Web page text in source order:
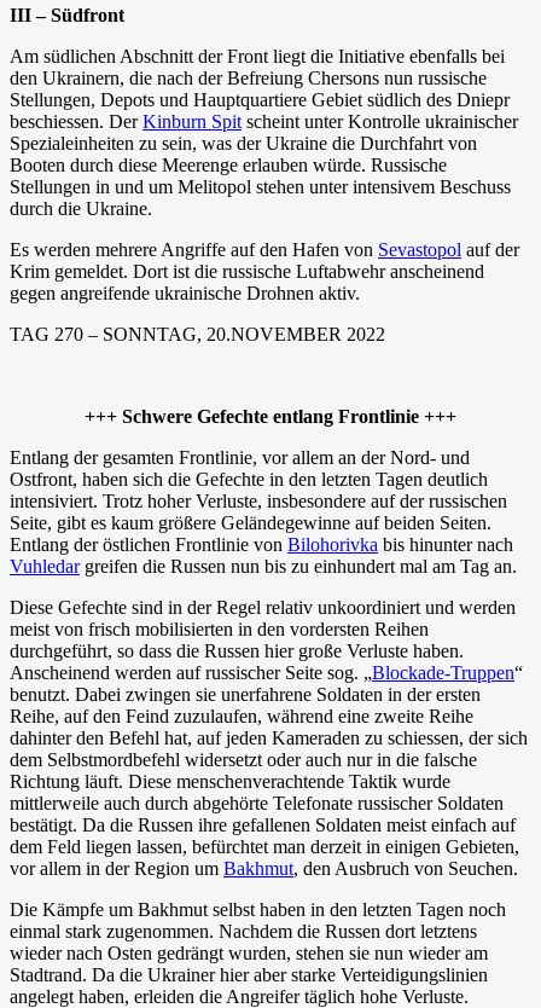
III – Südfront
Am südlichen Abschnitt der Front liegt die Initiative ebenfalls bei
den Ukrainern, die nach der Befreiung Chersons nun russische
Stellungen, Depots und Hauptquartiere Gebiet südlich des Dniepr
beschiessen. DerKinburn Spit scheint unter Kontrolle ukrainischer
Spezialeinheiten zu sein, was der Ukraine die Durchfahrt von
Booten durch diese Meerenge erlauben würde. Russische
Stellungen in und um Melitopol stehen unter intensivem Beschuss
durch die Ukraine.
Es werden mehrere Angriffe auf den Hafen von Sevastopol auf der
Krim gemeldet. Dort ist die russische Luftabwehr anscheinend
gegen angreifende ukrainische Drohnen aktiv.
TAG 270 – SONNTAG, 20.NOVEMBER 2022
+++ Schwere Gefechte entlang Frontlinie +++
Entlang der gesamten Frontlinie, vor allem an der Nord- und
Ostfront, haben sich die Gefechte in den letzten Tagen deutlich
intensiviert. Trotz hoher Verluste, insbesondere auf der russischen
Seite, gibt es kaum größere Geländegewinne auf beiden Seiten.
Entlang der östlichen Frontlinie von Bilohorivka bis hinunter nach
Vuhledargreifen die Russen nun bis zu einhundert mal am Tag an.
Diese Gefechte sind in der Regel relativ unkoordiniert und werden
meist von frisch mobilisierten in den vordersten Reihen
durchgeführt, so dass die Russen hier große Verluste haben.
Anscheinend werden auf russischer Seite sog. „Blockade-Truppen“
benutzt. Dabei zwingen sie unerfahrene Soldaten in der ersten
Reihe, auf den Feind zuzulaufen, während eine zweite Reihe
dahinter den Befehl hat, auf jeden Kameraden zu schiessen, der sich
dem Selbstmordbefehl widersetzt oder auch nur in die falsche
Richtung läuft. Diese menschenverachtende Taktik wurde
mittlerweile auch durch abgehörte Telefonate russischer Soldaten
bestätigt. Da die Russen ihre gefallenen Soldaten meist einfach auf
dem Feld liegen lassen, befürchtet man derzeit in einigen Gebieten,
vor allem in der Region um Bakhmut, den Ausbruch von Seuchen.
Die Kämpfe um Bakhmut selbst haben in den letzten Tagen noch
einmal stark zugenommen. Nachdem die Russen dort letztens
wieder nach Osten gedrängt wurden, stehen sie nun wieder am
Stadtrand. Da die Ukrainer hier aber starke Verteidigungslinien
angelegt haben, erleiden die Angreifer täglich hohe Verluste.